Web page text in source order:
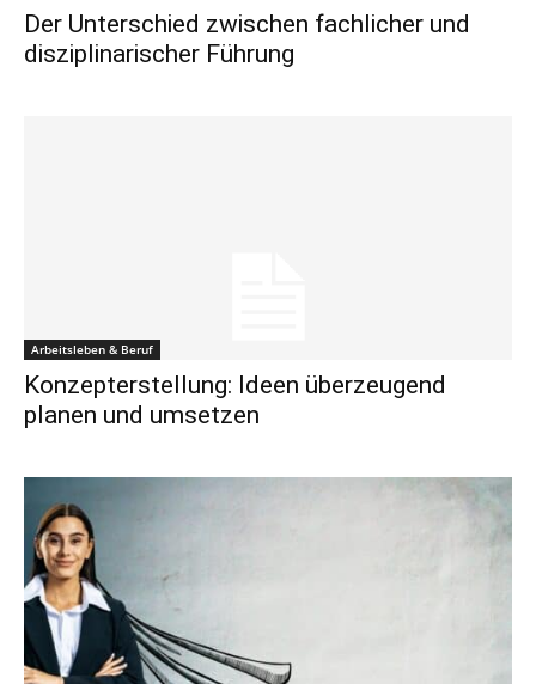
Der Unterschied zwischen fachlicher und
disziplinarischer Führung
Arbeitsleben & Beruf
Konzepterstellung: Ideen überzeugend
planen und umsetzen